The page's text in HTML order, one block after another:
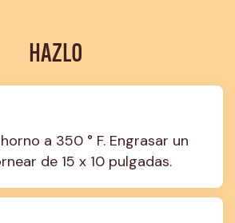
HAZLO
a 350 ° F. Engrasar un
de 15 x 10 pulgadas.